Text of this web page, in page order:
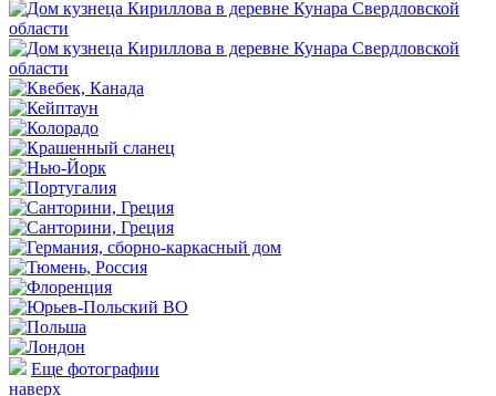
Еще фотографии
наверх